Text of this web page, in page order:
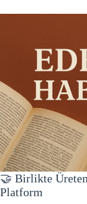
🤝 Birlikte
Platform